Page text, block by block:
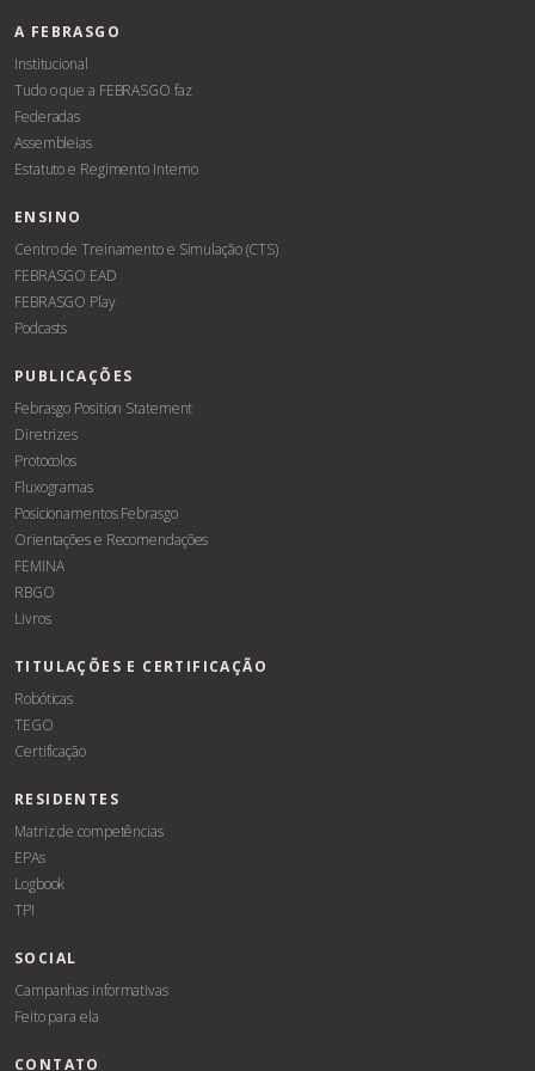
A FEBRASGO
Institucional
Tudo o que a FEBRASGO faz
Federadas
Assembleias
Estatuto e Regimento Interno
ENSINO
Centro de Treinamento e Simulação (CTS)
FEBRASGO EAD
FEBRASGO Play
Podcasts
PUBLICAÇÕES
Febrasgo Position Statement
Diretrizes
Protocolos
Fluxogramas
Posicionamentos Febrasgo
Orientações e Recomendações
FEMINA
RBGO
Livros
TITULAÇÕES E CERTIFICAÇÃO
Robóticas
TEGO
Certificação
RESIDENTES
Matriz de competências
EPAs
Logbook
TPI
SOCIAL
Campanhas informativas
Feito para ela
CONTATO